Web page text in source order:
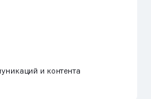
и контента